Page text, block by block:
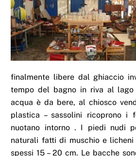
finalmente libere dal ghiaccio
tempo del bagno in riva al lago
acqua è da bere, al chiosco
plastica – sassolini ricoprono
nuotano intorno . I piedi nudi
naturali fatti di muschio e
spessi 15 – 20 cm. Le bacche